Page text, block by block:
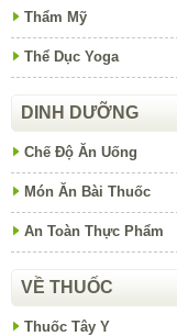
Thẩm Mỹ
Thể Dục Yoga
DINH DƯỠNG
Chế Độ Ăn Uống
Món Ăn Bài Thuốc
An Toàn Thực Phẩm
VỀ THUỐC
Thuốc Tây Y